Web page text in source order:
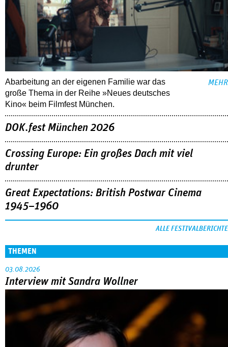
Abarbeitung an der eigenen Familie war das
große Thema in der Reihe »Neues deutsches
Kino« beim Filmfest München.
MEHR
DOK.fest München 2026
Crossing Europe: Ein großes Dach mit viel
drunter
Great Expectations: British Postwar Cinema
1945–1960
ALLE FESTIVALBERICHTE
THEMEN
03.08.2026
Interview mit Sandra Wollner